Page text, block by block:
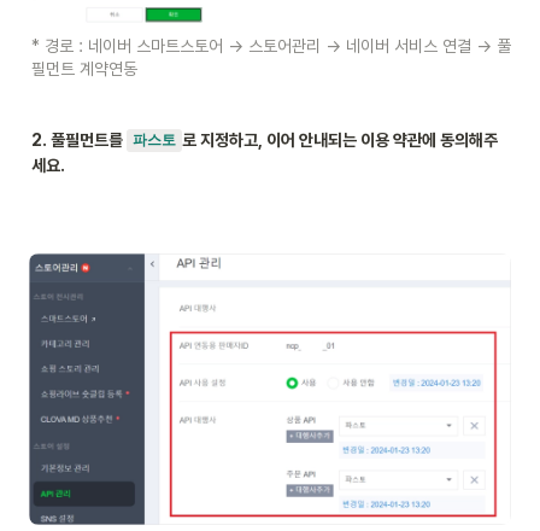
* 경로 : 네이버 스마트스토어 → 스토어관리 → 네이버 서비스 연결 → 풀
필먼트 계약연동
2. 풀필먼트를 파스토 로 지정하고, 이어 안내되는 이용 약관에 동의해주
세요.